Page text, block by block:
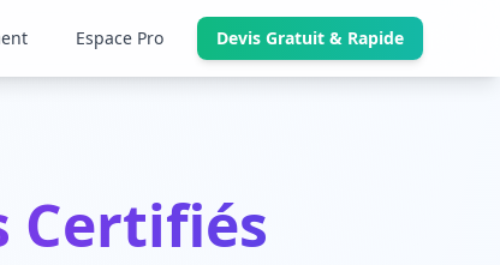
Espace Pro Devis Gratuit & Rapide
Certifiés